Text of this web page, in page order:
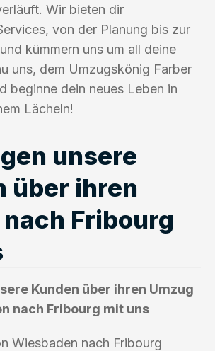
Wir bieten dir
von der Planung bis zur
kümmern uns um all deine
uns, dem Umzugskönig Farber
beginne dein neues Leben in
Lächeln!
unsere
über ihren
Fribourg
Kunden über ihren Umzug
nach Fribourg mit uns
Wiesbaden nach Fribourg